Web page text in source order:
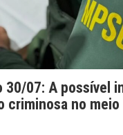
30/07: A possível
criminosa no